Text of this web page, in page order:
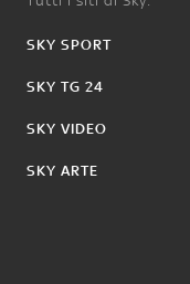
SKY SPORT
SKY TG 24
SKY VIDEO
SKY ARTE